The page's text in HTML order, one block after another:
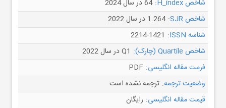
شاخص H_index:
64 در سال 2024
شاخص SJR:
1.264 در سال 2022
شناسه ISSN:
2214-1421
شاخص Quartile (چارک):
Q1 در سال 2022
فرمت مقاله انگلیسی: PDF
وضعیت ترجمه: ترجمه نشده است
قیمت مقاله انگلیسی: رایگان